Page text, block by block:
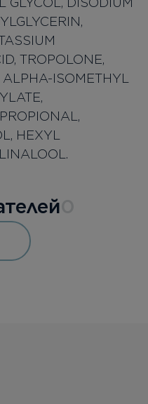
TROPOLONE,
ISOMETHYL
HEXYL